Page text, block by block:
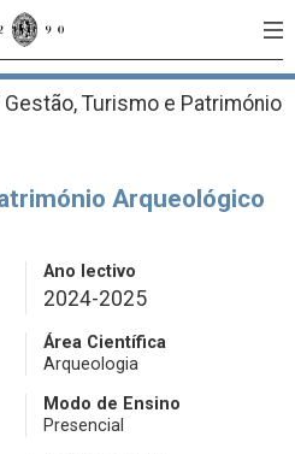
Gestão, Turismo e Património
Arqueológico
Ano lectivo
2024-2025
Área Científica
Arqueologia
Modo de Ensino
Presencial